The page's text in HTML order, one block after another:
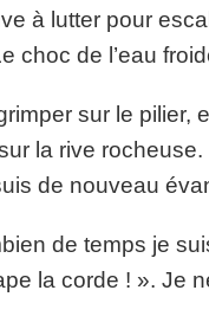
à lutter pour
choc de l’eau
sur le pilier,
la rive rocheuse.
de nouveau
de temps je
la corde ! ». Je